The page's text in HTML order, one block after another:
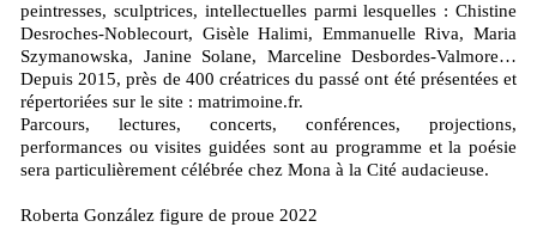
peintresses, sculptrices, intellectuelles parmi lesquelles : Chistine
Desroches-Noblecourt, Gisèle Halimi, Emmanuelle Riva, Maria
Szymanowska, Janine Solane, Marceline Desbordes-Valmore…
Depuis 2015, près de 400 créatrices du passé ont été présentées et
répertoriées sur le site : matrimoine.fr.
Parcours, lectures, concerts, conférences, projections,
performances ou visites guidées sont au programme et la poésie
sera particulièrement célébrée chez Mona à la Cité audacieuse.
Roberta González figure de proue 2022